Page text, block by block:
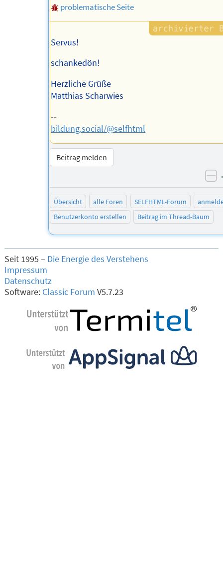
problematische Seite
Servus!
schankedön!
Herzliche Grüße
Matthias Scharwies
--
bildung.social/@selfhtml
Beitrag melden
Übersicht alle Foren SELFHTML-Forum
Benutzerkonto erstellen
Beitrag im Thread-Baum
Seit 1995 – Die Energie des Verstehens
Impressum
Datenschutz
Software: Classic Forum V5.7.23